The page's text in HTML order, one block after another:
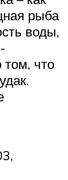
рыба
воды,
том, что